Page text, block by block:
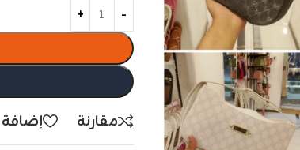
مقارنة